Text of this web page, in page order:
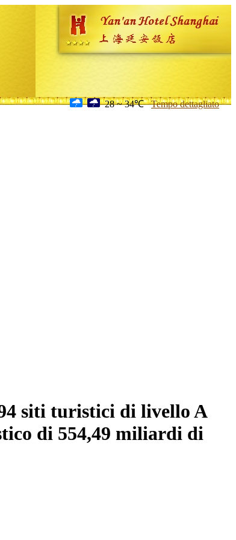
28 ~ 34℃ Tempo dettagliato
siti turistici di livello A
di 554,49 miliardi di